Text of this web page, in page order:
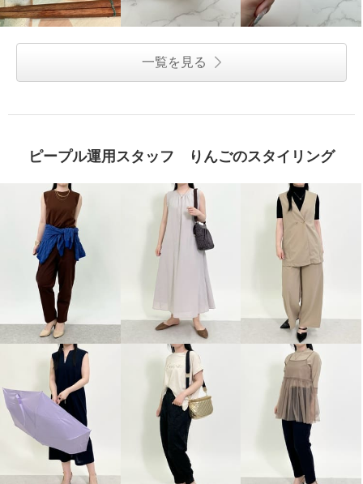
一覧を見る
ピープル運用スタッフ りんごのスタイリング